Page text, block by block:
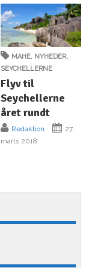
MAHE, NYHEDER,
SEYCHELLERNE
Flyv til
Seychellerne
året rundt
Redaktion
27.
marts 2018